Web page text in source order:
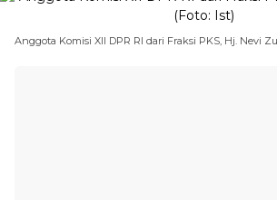
Anggota Komisi XII DPR RI dari Fraksi PKS, Hj. Nevi